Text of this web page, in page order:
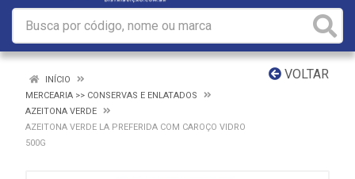
VOLTAR
INÍCIO
MERCEARIA >> CONSERVAS E ENLATADOS
AZEITONA VERDE
AZEITONA VERDE LA PREFERIDA COM CAROÇO VIDRO
500G